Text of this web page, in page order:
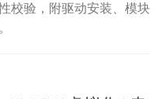
校验，附驱动安装、模块